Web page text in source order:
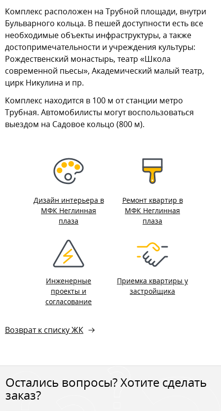
Комплекс расположен на Трубной площади, внутри
Бульварного кольца. В пешей доступности есть все
необходимые объекты инфраструктуры, а также
достопримечательности и учреждения культуры:
Рождественский монастырь, театр «Школа
современной пьесы», Академический малый театр,
цирк Никулина и пр.
Комплекс находится в 100 м от станции метро
Трубная. Автомобилисты могут воспользоваться
выездом на Садовое кольцо (800 м).
Дизайн интерьера в
МФК Неглинная
плаза
Ремонт квартир в
МФК Неглинная
плаза
Инженерные
проекты и
согласование
Приемка квартиры у
застройщика
Возврат к списку ЖК
Остались вопросы? Хотите сделать
заказ?